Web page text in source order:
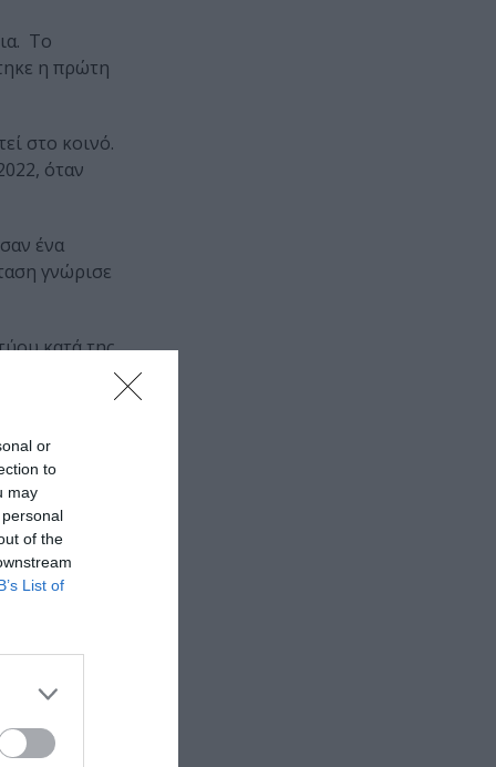
or
to
may
of the
List of
Το
η πρώτη
στο κοινό.
όταν
ένα
γνώρισε
κατά της